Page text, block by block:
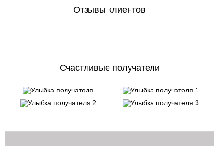
Отзывы клиентов
Счастливые получатели